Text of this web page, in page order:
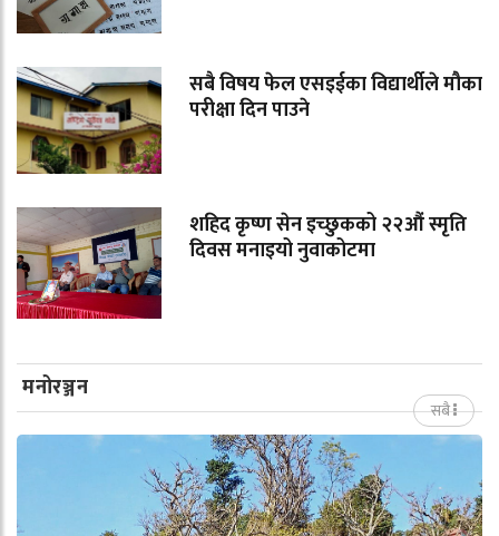
सबै विषय फेल एसइईका विद्यार्थीले मौका
परीक्षा दिन पाउने
शहिद कृष्ण सेन इच्छुकको २२औं स्मृति
दिवस मनाइयो नुवाकोटमा
मनोरञ्जन
सबै